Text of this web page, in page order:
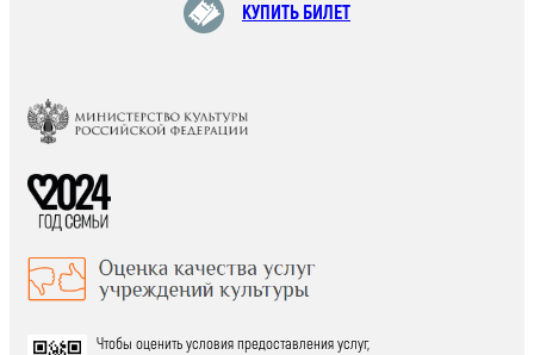
КУПИТЬ БИЛЕТ
Чтобы оценить условия предоставления услуг,